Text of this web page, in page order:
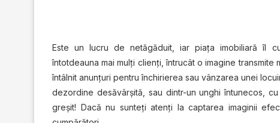
Este un lucru de netăgăduit, iar piaţa imobiliară îl
întotdeauna mai mulţi clienţi, întrucât o imagine
întâlnit anunţuri pentru închirierea sau vânzarea unei
dezordine desăvârşită, sau dintr-un unghi întunecos,
greşit! Dacă nu sunteţi atenţi la captarea imaginii